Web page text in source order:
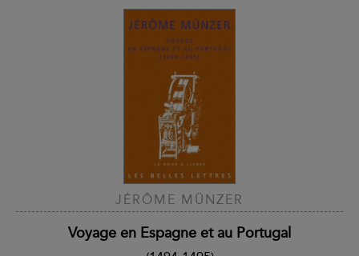
JÉRÔME MÜNZER
Voyage en Espagne et au Portugal